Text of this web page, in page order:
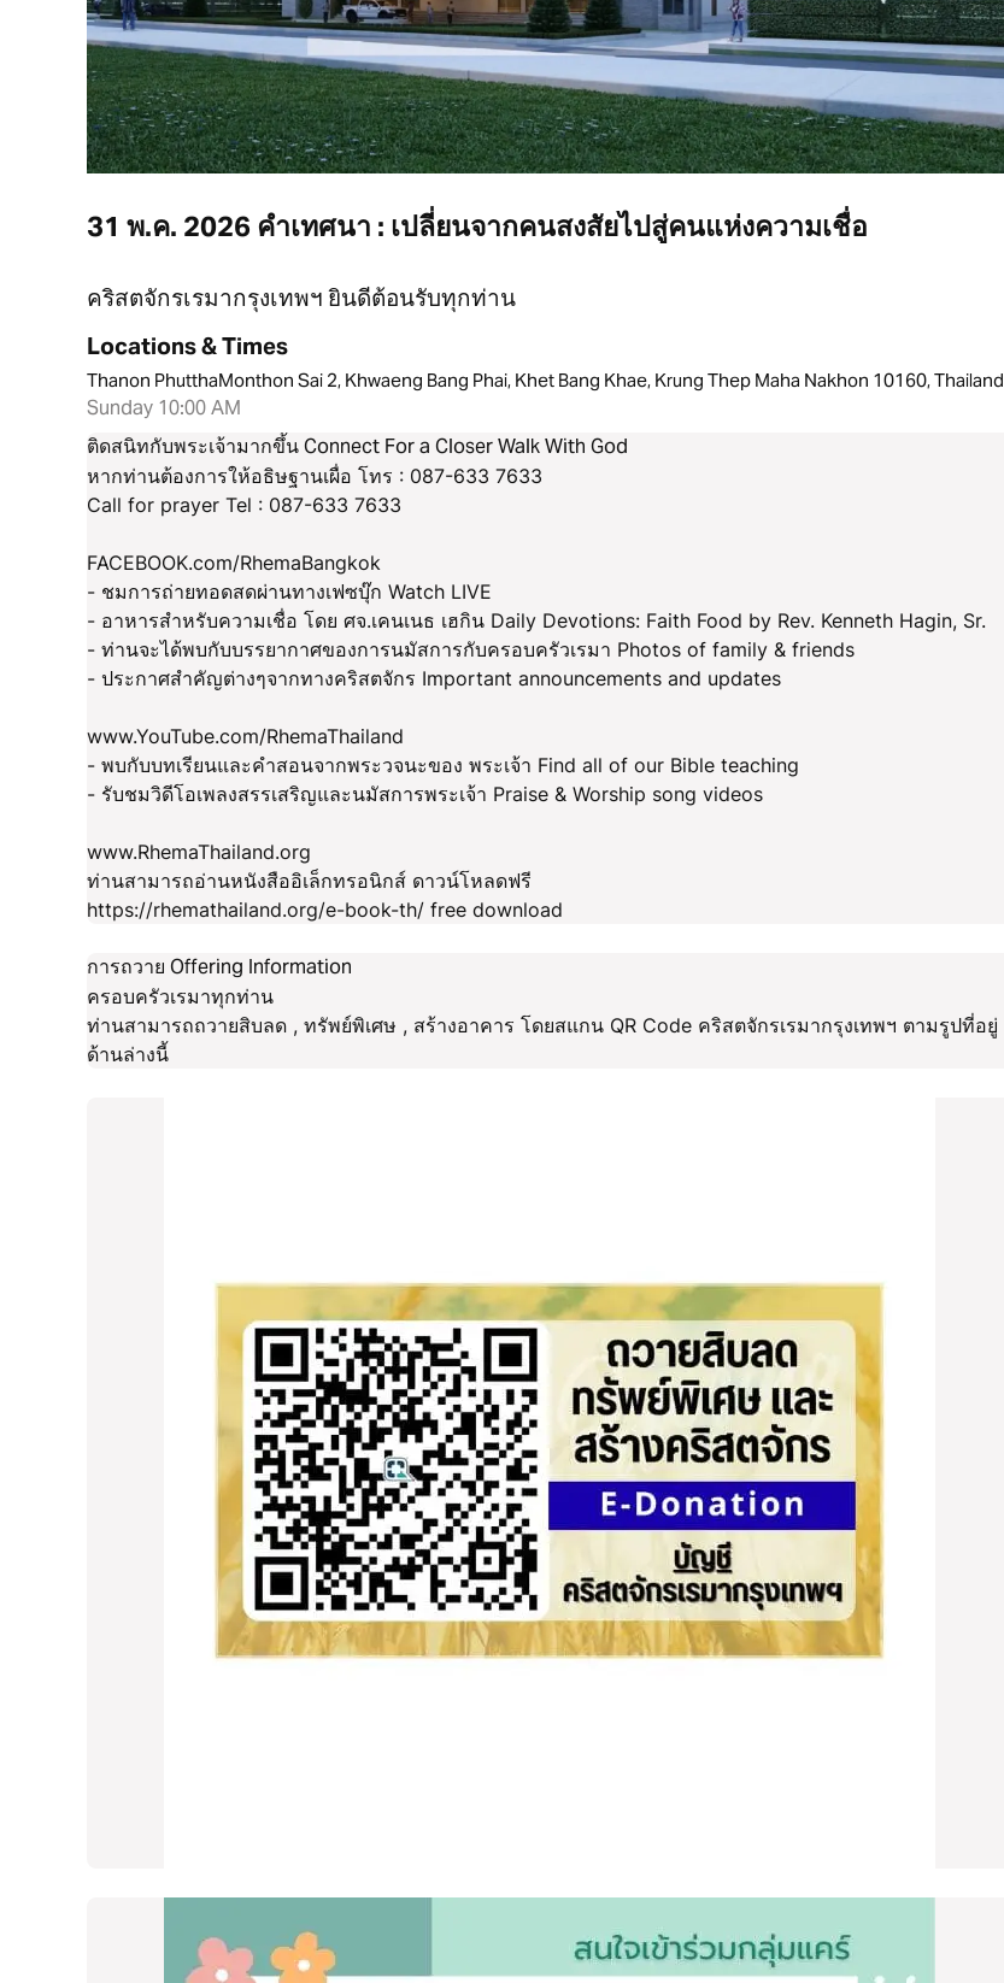
31 พ.ค. 2026 คำเทศนา : เปลี่ยนจากคนสงสัยไปสู่คนแห่งความเชื่อ
คริสตจักรเรมากรุงเทพฯ ยินดีต้อนรับทุกท่าน
Locations & Times
Thanon PhutthaMonthon Sai 2, Khwaeng Bang Phai, Khet Bang Khae, Krung Thep Maha Nakhon 10160, Thailand
Sunday 10:00 AM
ติดสนิทกับพระเจ้ามากขึ้น Connect For a Closer Walk With God
หากท่านต้องการให้อธิษฐานเผื่อ โทร : 087-633 7633
Call for prayer Tel : 087-633 7633
FACEBOOK.com/RhemaBangkok
- ชมการถ่ายทอดสดผ่านทางเฟซบุ๊ก Watch LIVE
- อาหารสำหรับความเชื่อ โดย ศจ.เคนเนธ เฮกิน Daily Devotions: Faith Food by Rev. Kenneth Hagin, Sr.
- ท่านจะได้พบกับบรรยากาศของการนมัสการกับครอบครัวเรมา Photos of family & friends
- ประกาศสำคัญต่างๆจากทางคริสตจักร Important announcements and updates
www.YouTube.com/RhemaThailand
- พบกับบทเรียนและคำสอนจากพระวจนะของ พระเจ้า Find all of our Bible teaching
- รับชมวิดีโอเพลงสรรเสริญและนมัสการพระเจ้า Praise & Worship song videos
www.RhemaThailand.org
ท่านสามารถอ่านหนังสืออิเล็กทรอนิกส์ ดาวน์โหลดฟรี
https://rhemathailand.org/e-book-th/ free download
การถวาย Offering Information
ครอบครัวเรมาทุกท่าน
ท่านสามารถถวายสิบลด , ทรัพย์พิเศษ , สร้างอาคาร โดยสแกน QR Code คริสตจักรเรมากรุงเทพฯ ตามรูปที่อยู่
ด้านล่างนี้